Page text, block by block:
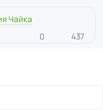
Чайка
0
437